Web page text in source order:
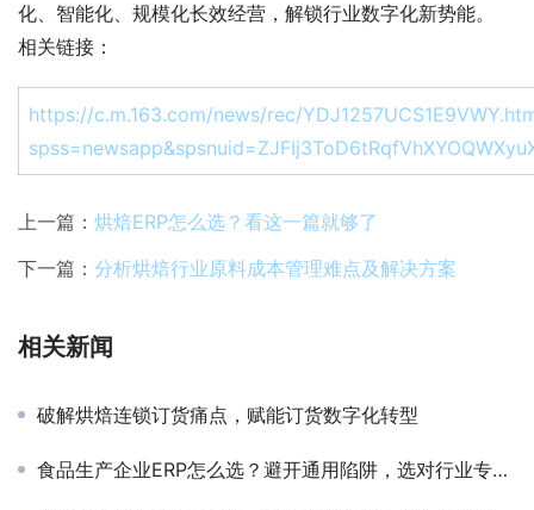
化、智能化、规模化长效经营，解锁行业数字化新势能。
相关链接：
https://c.m.163.com/news/rec/
上一篇： 烘焙ERP怎么选？看这一篇就够了
下一篇： 分析烘焙行业原料成本管理难点及解决方案
相关新闻
破解烘焙连锁订货痛点，赋能订货数字化转型
食品生产企业ERP怎么选？避开通用陷阱，选对行业专属数字化方案